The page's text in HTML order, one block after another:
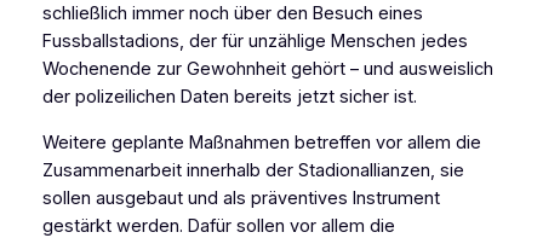
schließlich immer noch über den Besuch eines
Fussballstadions, der für unzählige Menschen jedes
Wochenende zur Gewohnheit gehört – und ausweislich
der polizeilichen Daten bereits jetzt sicher ist.
Weitere geplante Maßnahmen betreffen vor allem die
Zusammenarbeit innerhalb der Stadionallianzen, sie
sollen ausgebaut und als präventives Instrument
gestärkt werden. Dafür sollen vor allem die